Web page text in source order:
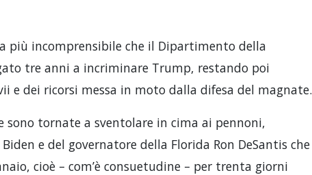
più incomprensibile che il Dipartimento della
tre anni a incriminare Trump, restando poi
e dei ricorsi messa in moto dalla difesa del magnate.
sono tornate a sventolare in cima ai pennoni,
e del governatore della Florida Ron DeSantis che
cioè – com’è consuetudine – per trenta giorni